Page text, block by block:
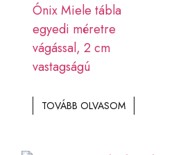
Ónix Miele tábla
egyedi méretre
vágással, 2 cm
vastagságú
TOVÁBB OLVASOM